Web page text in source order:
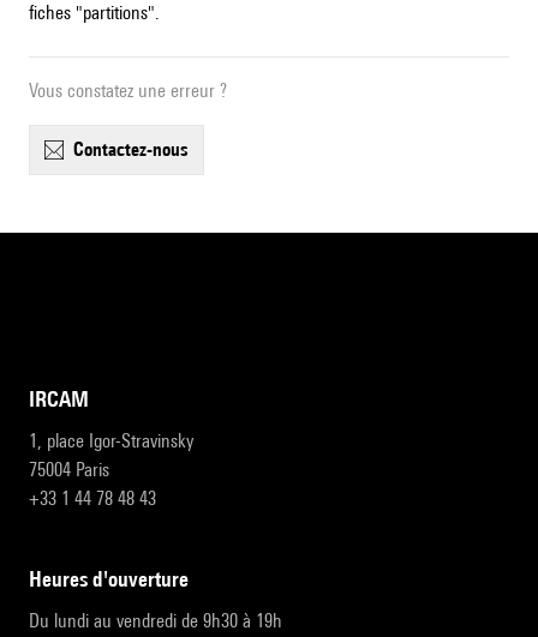
fiches "partitions".
Vous constatez une erreur ?
contactez-nous
IRCAM
1, place Igor-Stravinsky
75004 Paris
+33 1 44 78 48 43
heures d'ouverture
Du lundi au vendredi de 9h30 à 19h